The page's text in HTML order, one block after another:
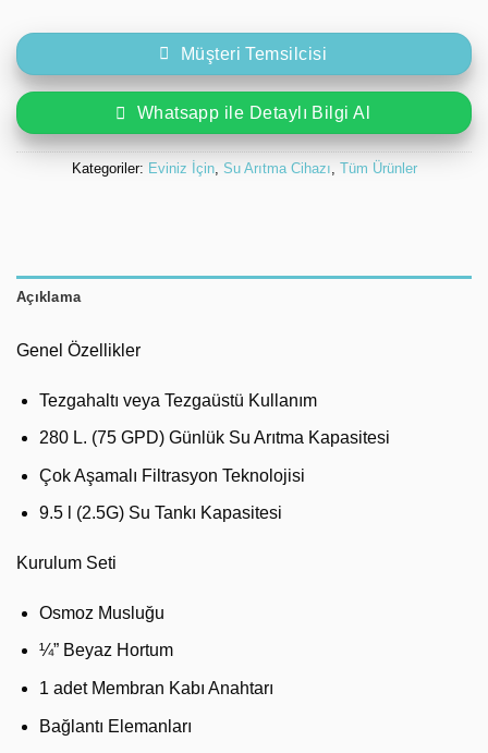
Müşteri Temsilcisi
Whatsapp ile Detaylı Bilgi Al
Kategoriler: Eviniz İçin, Su Arıtma Cihazı Tüm Ürünler
Açıklama
Genel Özellikler
Tezgahaltı veya Tezgaüstü Kullanım
280 L. (75 GPD) Günlük Su Arıtma Kapasitesi
Çok Aşamalı Filtrasyon Teknolojisi
9.5 l (2.5G) Su Tankı Kapasitesi
Kurulum Seti
Osmoz Musluğu
¼” Beyaz Hortum
1 adet Membran Kabı Anahtarı
Bağlantı Elemanları